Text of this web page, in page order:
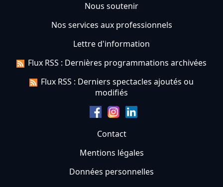
Nous soutenir
Nos services aux professionnels
Lettre d'information
Flux RSS : Dernières programmations archivées
Flux RSS : Derniers spectacles ajoutés ou
modifiés
Contact
Mentions légales
Données personnelles